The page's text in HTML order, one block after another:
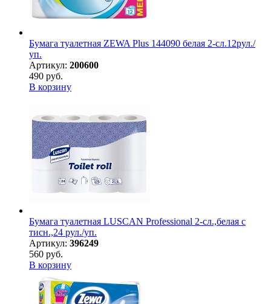
Бумага туалетная ZEWA Plus 144090 белая 2-сл.12рул./
уп.
Артикул: 200600
490 руб.
В корзину
Бумага туалетная LUSCAN Professional 2-сл.,белая с
тисн.,24 рул./уп.
Артикул: 396249
560 руб.
В корзину